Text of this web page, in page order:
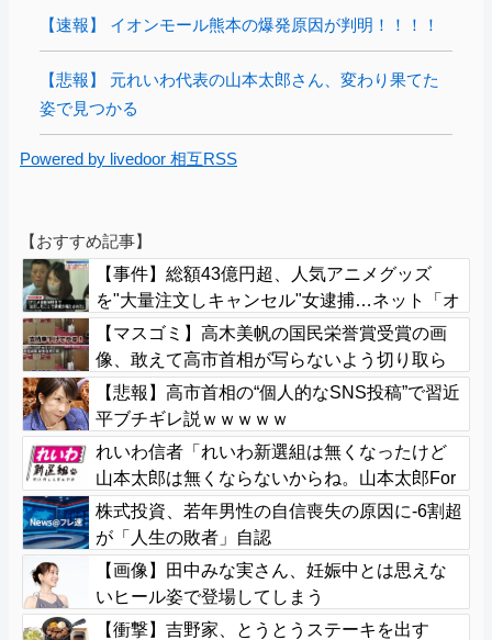
【速報】 イオンモール熊本の爆発原因が判明！！！！
【悲報】 元れいわ代表の山本太郎さん、変わり果てた
姿で見つかる
Powered by livedoor 相互RSS
【おすすめ記事】
【事件】総額43億円超、人気アニメグッズ
を"大量注文しキャンセル"女逮捕…ネット「オ
ンラインショップを売り切れ状態にして商品
相場を操作してたのでは」
【マスゴミ】高木美帆の国民栄誉賞受賞の画
像、敢えて高市首相が写らないよう切り取ら
れる
【悲報】高市首相の“個人的なSNS投稿”で習近
平ブチギレ説ｗｗｗｗｗ
れいわ信者「れいわ新選組は無くなったけど
山本太郎は無くならないからね。山本太郎For
ever????」
株式投資、若年男性の自信喪失の原因に-6割超
が「人生の敗者」自認
【画像】田中みな実さん、妊娠中とは思えな
いヒール姿で登場してしまう
【衝撃】吉野家、とうとうステーキを出す